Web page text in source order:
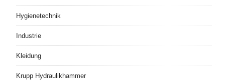
Hygienetechnik
Industrie
Kleidung
Krupp Hydraulikhammer